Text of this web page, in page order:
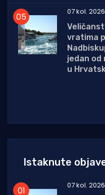
07 kol. 2026
vratima
jedan od
u
Istaknute
07 kol. 2026